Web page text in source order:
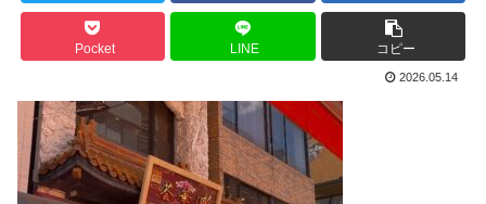
Pocket LINE コピー
2026.05.14